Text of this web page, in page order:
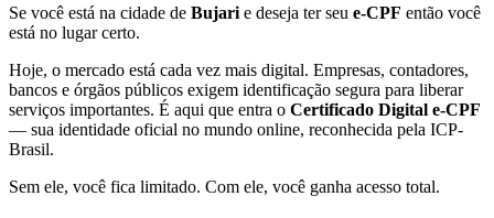
Se você está na cidade de Bujarie deseja ter seu e-CPF então você
está no lugar certo.
Hoje, o mercado está cada vez mais digital. Empresas, contadores,
bancos e órgãos públicos exigem identificação segura para liberar
serviços importantes. É aqui que entra o Certificado Digital e-CPF
— sua identidade oficial no mundo online, reconhecida pela ICP-
Brasil.
Sem ele, você fica limitado. Com ele, você ganha acesso total.